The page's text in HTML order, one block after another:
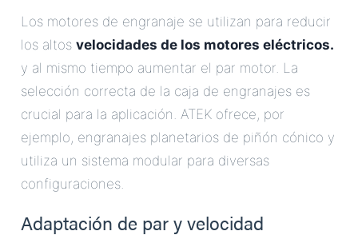
Los motores de engranaje se utilizan para reducir
los altos velocidades de los motores eléctricos.
y al mismo tiempo aumentar el par motor. La
selección correcta de la caja de engranajes es
crucial para la aplicación. ATEK ofrece, por
ejemplo, engranajes planetarios de piñón cónico y
utiliza un sistema modular para diversas
configuraciones.
Adaptación de par y velocidad